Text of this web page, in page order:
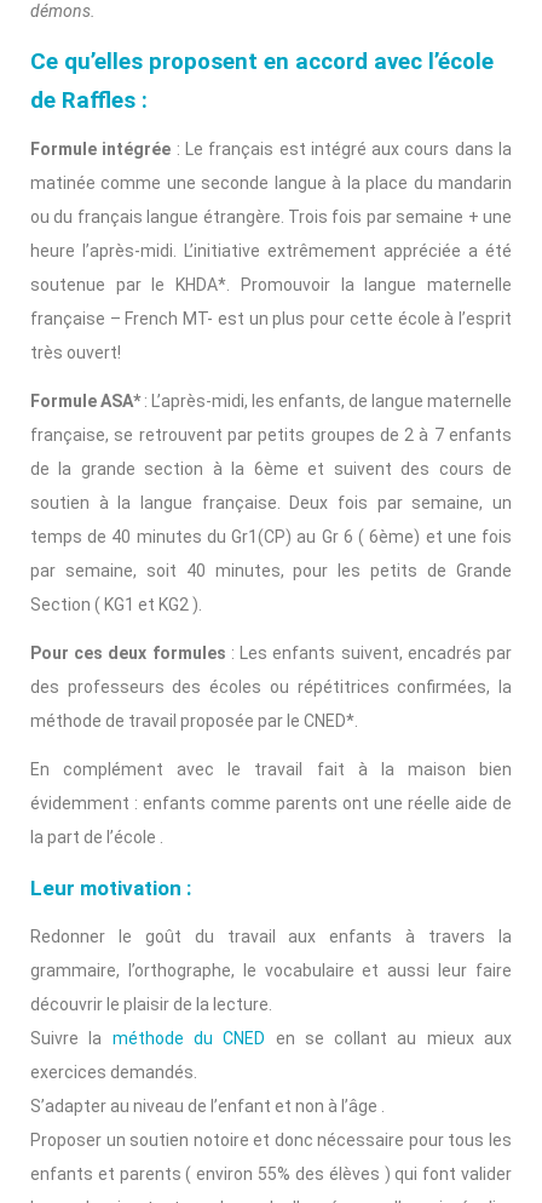
démons.
Ce qu’elles proposent en accord avec l’école
de Raffles :
Formule intégrée : Le français est intégré aux cours dans la
matinée comme une seconde langue à la place du mandarin
ou du français langue étrangère. Trois fois par semaine + une
heure l’après-midi. L’initiative extrêmement appréciée a été
soutenue par le KHDA*. Promouvoir la langue maternelle
française – French MT- est un plus pour cette école à l’esprit
très ouvert!
Formule ASA*: L’après-midi, les enfants, de langue maternelle
française, se retrouvent par petits groupes de 2 à 7 enfants
de la grande section à la 6ème et suivent des cours de
soutien à la langue française. Deux fois par semaine, un
temps de 40 minutes du Gr1(CP) au Gr 6 ( 6ème) et une fois
par semaine, soit 40 minutes, pour les petits de Grande
Section ( KG1 et KG2 ).
Pour ces deux formules : Les enfants suivent, encadrés par
des professeurs des écoles ou répétitrices confirmées, la
méthode de travail proposée par le CNED*.
En complément avec le travail fait à la maison bien
évidemment : enfants comme parents ont une réelle aide de
la part de l’école .
Leur motivation :
Redonner le goût du travail aux enfants à travers la
grammaire, l’orthographe, le vocabulaire et aussi leur faire
découvrir le plaisir de la lecture.
Suivre la méthode du CNED en se collant au mieux aux
exercices demandés.
S’adapter au niveau de l’enfant et non à l’âge .
Proposer un soutien notoire et donc nécessaire pour tous les
enfants et parents ( environ 55% des élèves ) qui font valider